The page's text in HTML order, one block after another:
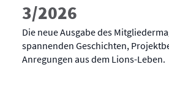
3/2026
Die neue Ausgabe des
spannenden Geschichten,
Anregungen aus dem Lions-Leben.